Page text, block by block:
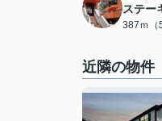
ステー
387ｍ（
近隣の物件